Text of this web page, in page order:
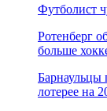
Футболист
Ротенберг
больше
Барнаульцы
лотерее на